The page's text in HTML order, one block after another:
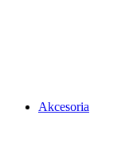
Akcesoria